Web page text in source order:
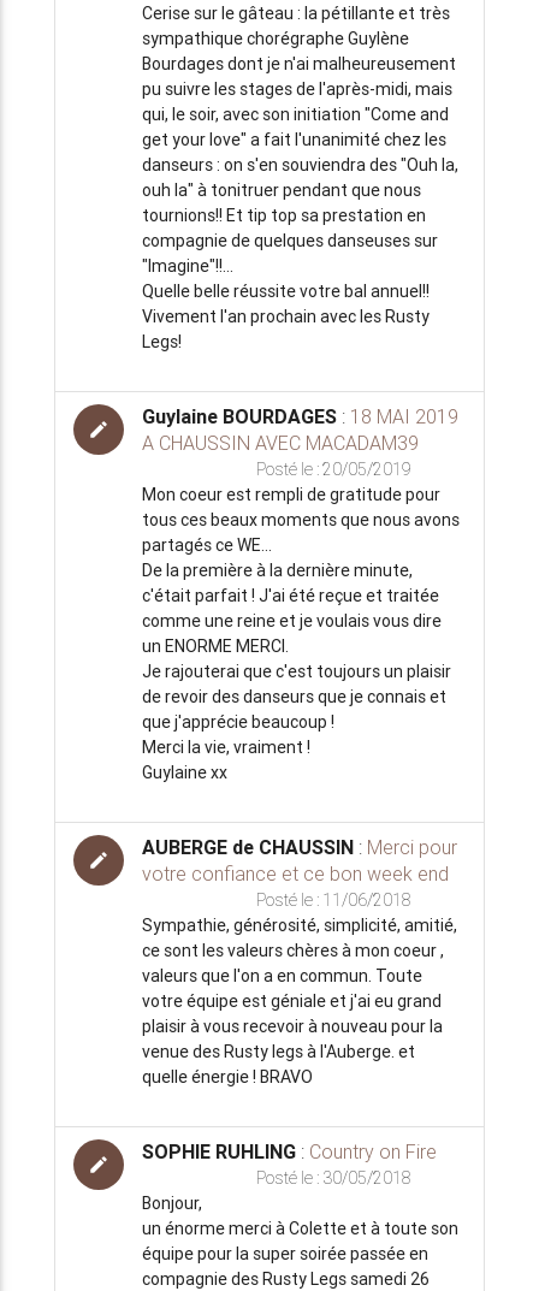
Cerise sur le gâteau : la pétillante et très
sympathique chorégraphe Guylène
Bourdages dont je n'ai malheureusement
pu suivre les stages de l'après-midi, mais
qui, le soir, avec son initiation "Come and
get your love" a fait l'unanimité chez les
danseurs : on s'en souviendra des "Ouh la,
ouh la" à tonitruer pendant que nous
tournions!! Et tip top sa prestation en
compagnie de quelques danseuses sur
"Imagine"!!...
Quelle belle réussite votre bal annuel!!
Vivement l'an prochain avec les Rusty
Legs!
edit
Guylaine BOURDAGES : 18 MAI 2019
A CHAUSSIN AVEC MACADAM39
Posté le : 20/05/2019
Mon coeur est rempli de gratitude pour
tous ces beaux moments que nous avons
partagés ce WE...
De la première à la dernière minute,
c'était parfait ! J'ai été reçue et traitée
comme une reine et je voulais vous dire
un ENORME MERCI.
Je rajouterai que c'est toujours un plaisir
de revoir des danseurs que je connais et
que j'apprécie beaucoup !
Merci la vie, vraiment !
Guylaine xx
edit
AUBERGE de CHAUSSIN : Merci pour
votre confiance et ce bon week end
Posté le : 11/06/2018
Sympathie, générosité, simplicité, amitié,
ce sont les valeurs chères à mon coeur ,
valeurs que l'on a en commun. Toute
votre équipe est géniale et j'ai eu grand
plaisir à vous recevoir à nouveau pour la
venue des Rusty legs à l'Auberge. et
quelle énergie ! BRAVO
edit
SOPHIE RUHLING : Country on Fire
Posté le : 30/05/2018
Bonjour,
un énorme merci à Colette et à toute son
équipe pour la super soirée passée en
compagnie des Rusty Legs samedi 26